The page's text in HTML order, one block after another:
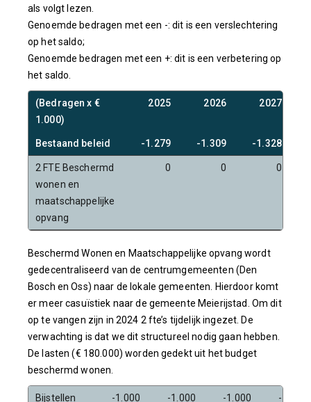
als volgt lezen.
Genoemde bedragen met een -: dit is een verslechtering
op het saldo;
Genoemde bedragen met een +: dit is een verbetering op
het saldo.
(Bedragen x €
1.000)
2025 2026 2027
Bestaand beleid -1.279 -1.309 -1.328
2 FTE Beschermd
wonen en
maatschappelijke
opvang
0 0 0
Beschermd Wonen en Maatschappelijke opvang wordt
gedecentraliseerd van de centrumgemeenten (Den
Bosch en Oss) naar de lokale gemeenten. Hierdoor komt
er meer casuïstiek naar de gemeente Meierijstad. Om dit
op te vangen zijn in 2024 2 fte’s tijdelijk ingezet. De
verwachting is dat we dit structureel nodig gaan hebben.
De lasten (€ 180.000) worden gedekt uit het budget
beschermd wonen.
Bijstellen -1.000 -1.000 -1.000 -1.000